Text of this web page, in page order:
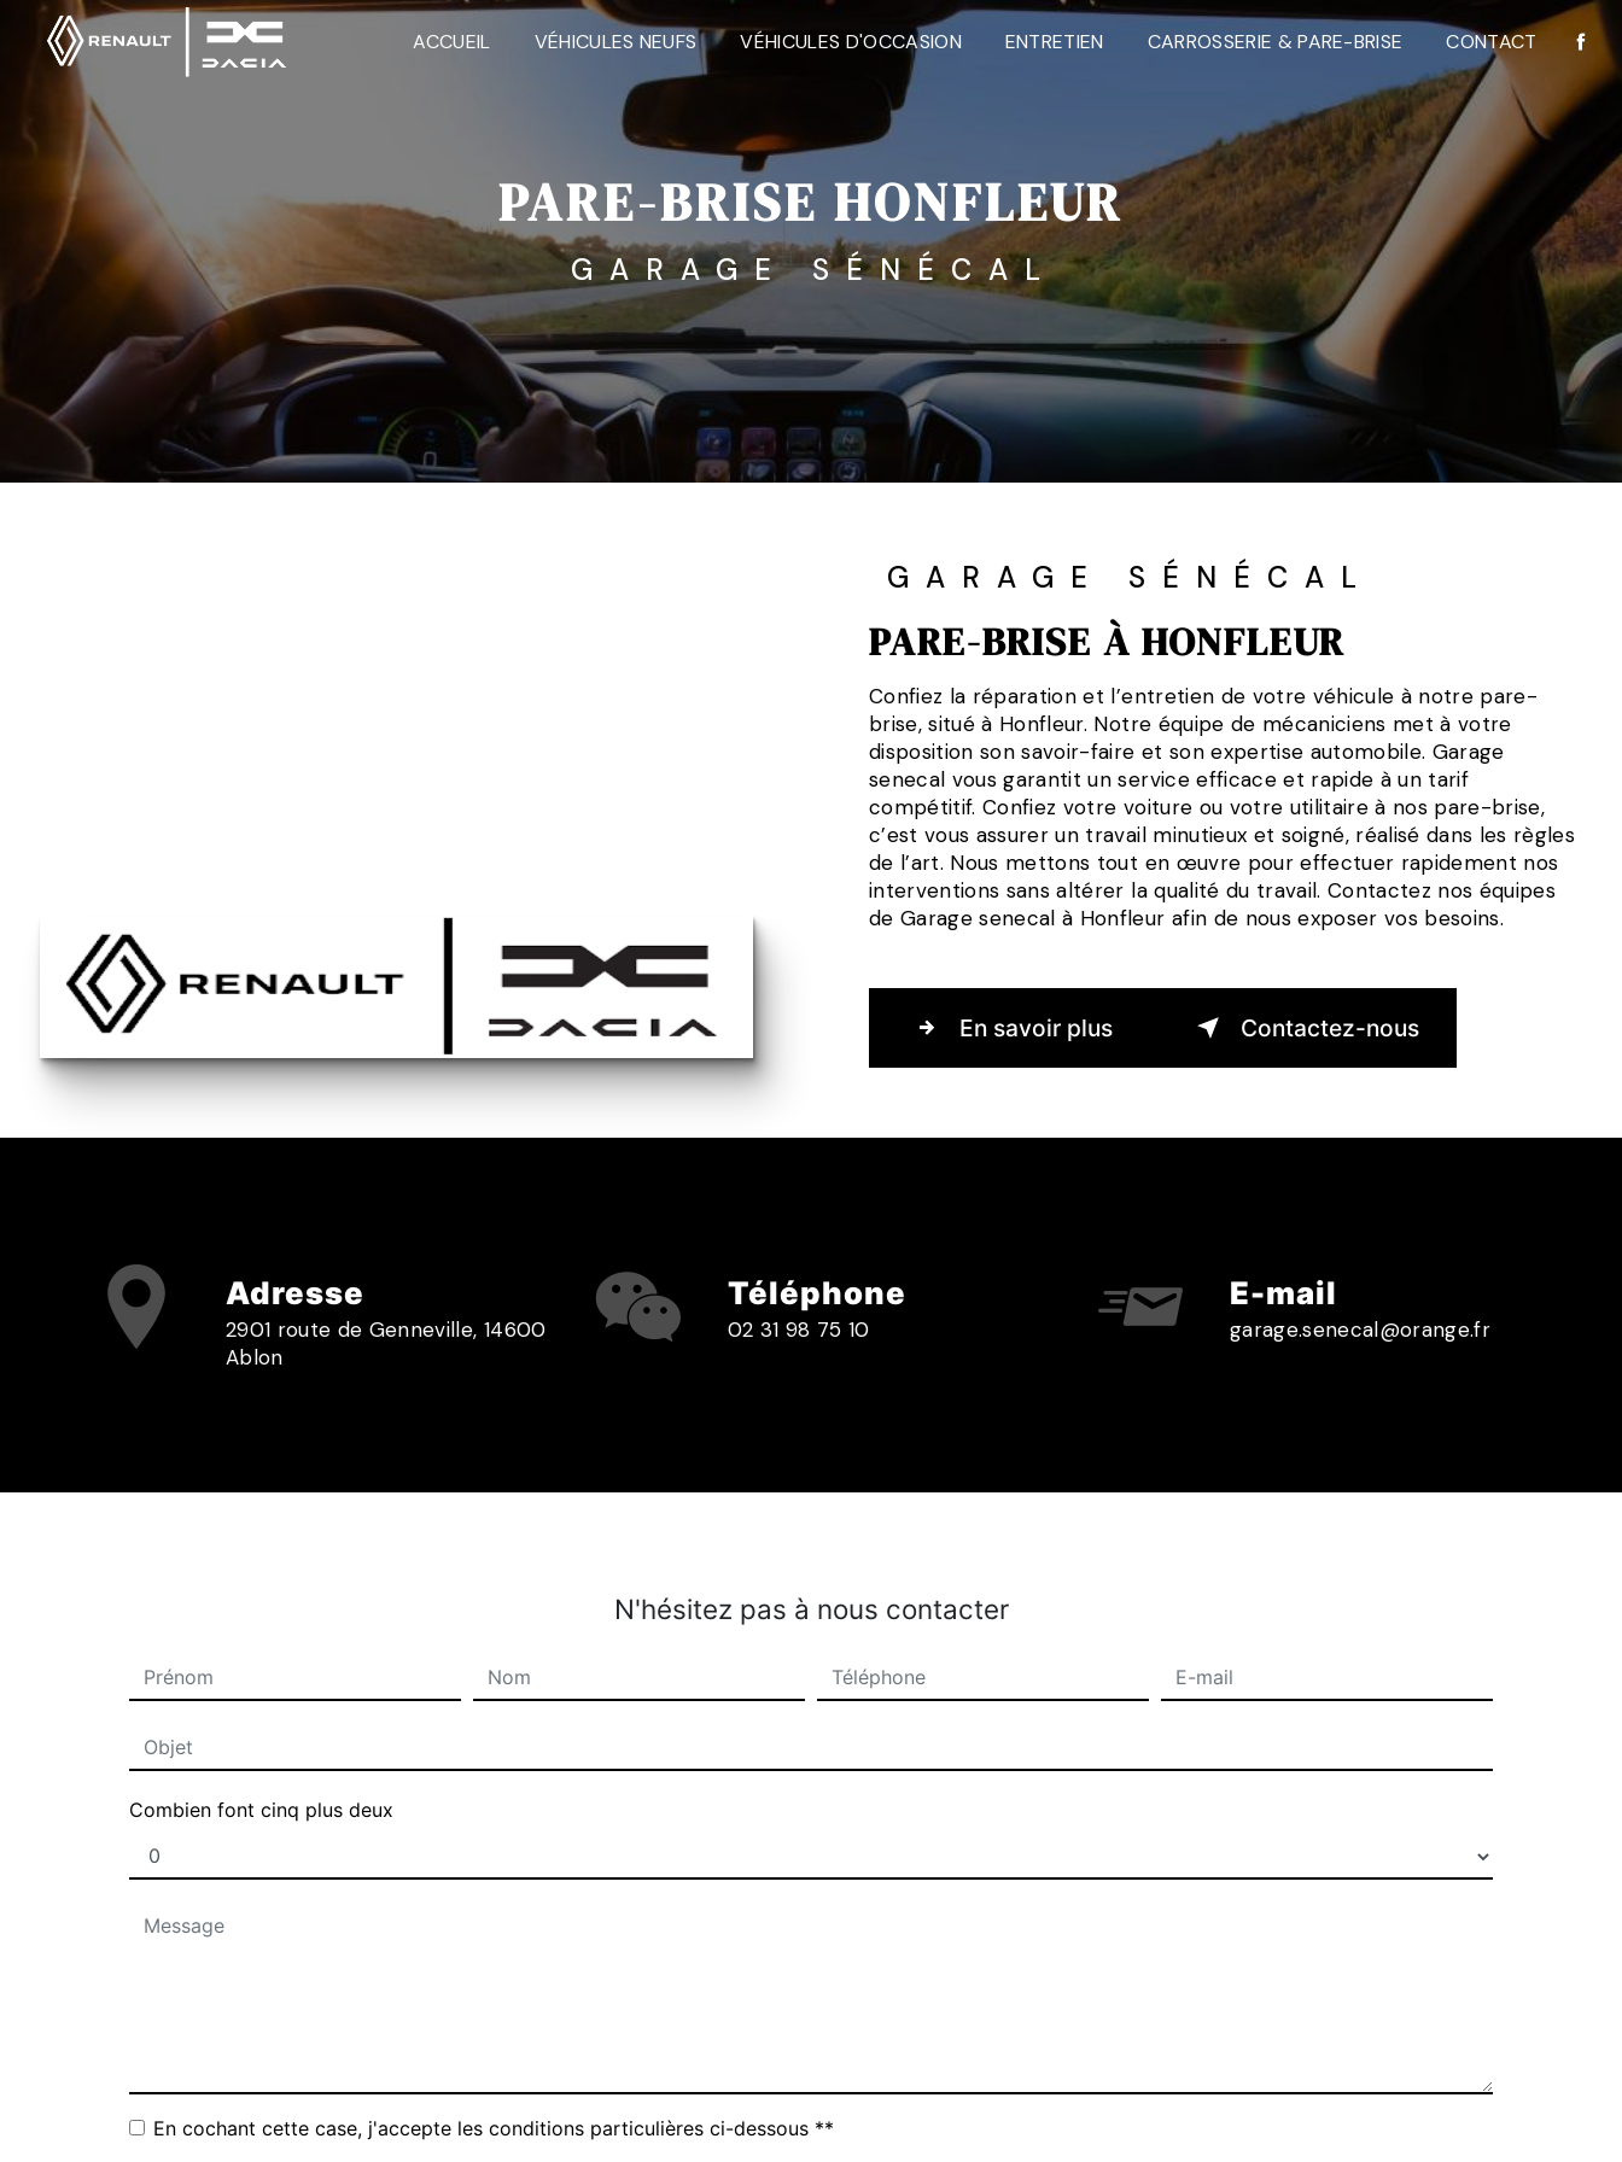
ACCUEIL VÉHICULES NEUFS VÉHICULES D'OCCASION ENTRETIEN CARROSSERIE & PARE-BRISE CONTACT
PARE-BRISE HONFLEUR
GARAGE SÉNÉCAL
GARAGE SÉNÉCAL
PARE-BRISE À HONFLEUR
Confiez la réparation et l’entretien de votre véhicule à notre pare-
brise, situé à Honfleur. Notre équipe de mécaniciens met à votre
disposition son savoir-faire et son expertise automobile. Garage
senecal vous garantit un service efficace et rapide à un tarif
compétitif. Confiez votre voiture ou votre utilitaire à nos pare-brise,
c’est vous assurer un travail minutieux et soigné, réalisé dans les règles
de l’art. Nous mettons tout en œuvre pour effectuer rapidement nos
interventions sans altérer la qualité du travail. Contactez nos équipes
de Garage senecal à Honfleur afin de nous exposer vos besoins.
En savoir plus Contactez-nous
Adresse
2901 route de Genneville, 14600
Ablon
Téléphone
02 31 98 75 10
E-mail
garage.senecal@orange.fr
N'hésitez pas à nous contacter
Combien font cinq plus deux
En cochant cette case, j'accepte les conditions particulières ci-dessous **
Panneau de gestion des cookies